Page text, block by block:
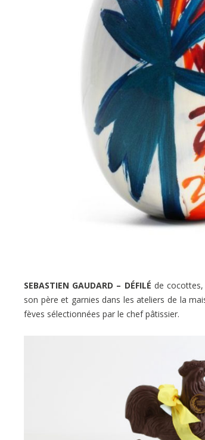
SEBASTIEN GAUDARD – DÉFILÉ de
son père et garnies dans les ateliers de la
fèves sélectionnées par le chef pâtissier.